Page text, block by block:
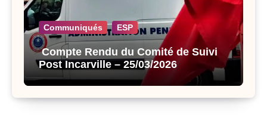
Communiqués ESP
Compte Rendu du Comité de Suivi
Post Incarville – 25/03/2026